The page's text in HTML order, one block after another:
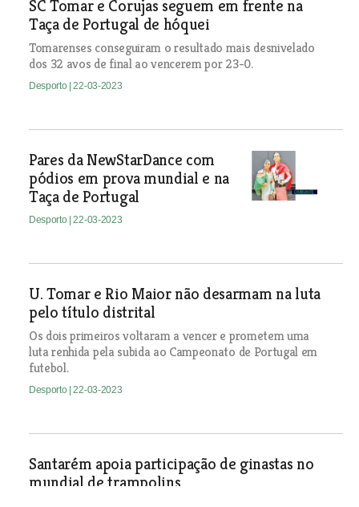
SC Tomar e Corujas seguem em frente na
Taça de Portugal de hóquei
Tomarenses conseguiram o resultado mais desnivelado
dos 32 avos de final ao vencerem por 23-0.
Desporto | 22-03-2023
Pares da NewStarDance com
pódios em prova mundial e na
Taça de Portugal
Desporto | 22-03-2023
U. Tomar e Rio Maior não desarmam na luta
pelo título distrital
Os dois primeiros voltaram a vencer e prometem uma
luta renhida pela subida ao Campeonato de Portugal em
futebol.
Desporto | 22-03-2023
Santarém apoia participação de ginastas no
mundial de trampolins